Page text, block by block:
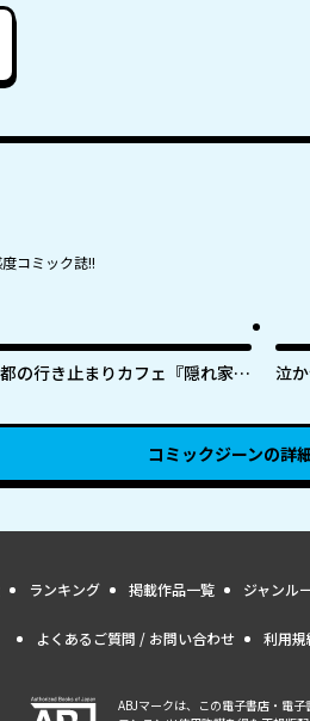
コミック誌!!
の行き止まりカフェ『隠れ家』
頭文官様がくつろぎに来ます～
泣
コミックジーンの詳
ランキング 掲載作品一覧 ジャンル
よくあるご質問 / お問い合わせ 利用規
ABJマークは、この電子書店・電